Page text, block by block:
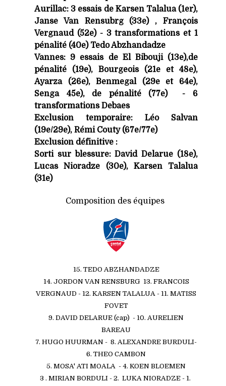
Aurillac: 3 essais de Karsen Talalua (1er),
Janse Van Rensubrg (33e) , François
Vergnaud (52e) - 3 transformations et 1
pénalité (40e) Tedo Abzhandadze
Vannes: 9 essais de El Bibouji (13e),de
pénalité (19e), Bourgeois (21e et 48e),
Ayarza (26e), Benmegal (29e et 64e),
Senga 45e), de pénalité (77e) - 6
transformations Debaes
Exclusion temporaire: Léo Salvan
(19e/29e), Rémi Couty (67e/77e)
Exclusion définitive :
Sorti sur blessure: David Delarue (18e),
Lucas Nioradze (30e), Karsen Talalua
(31e)
Composition des équipes
15. TEDO ABZHANDADZE
14. JORDON VAN RENSBURG13. FRANCOIS
VERGNAUD - 12. KARSEN TALALUA - 11. MATISS
FOVET
9. DAVID DELARUE (cap) - 10. AURELIEN
BAREAU
7. HUGO HUURMAN - 8. ALEXANDRE BURDULI-
6. THEO CAMBON
5. MOSA' ATI MOALA - 4. KOEN BLOEMEN
3 . MIRIAN BORDULI - 2. LUKA NIORADZE - 1.